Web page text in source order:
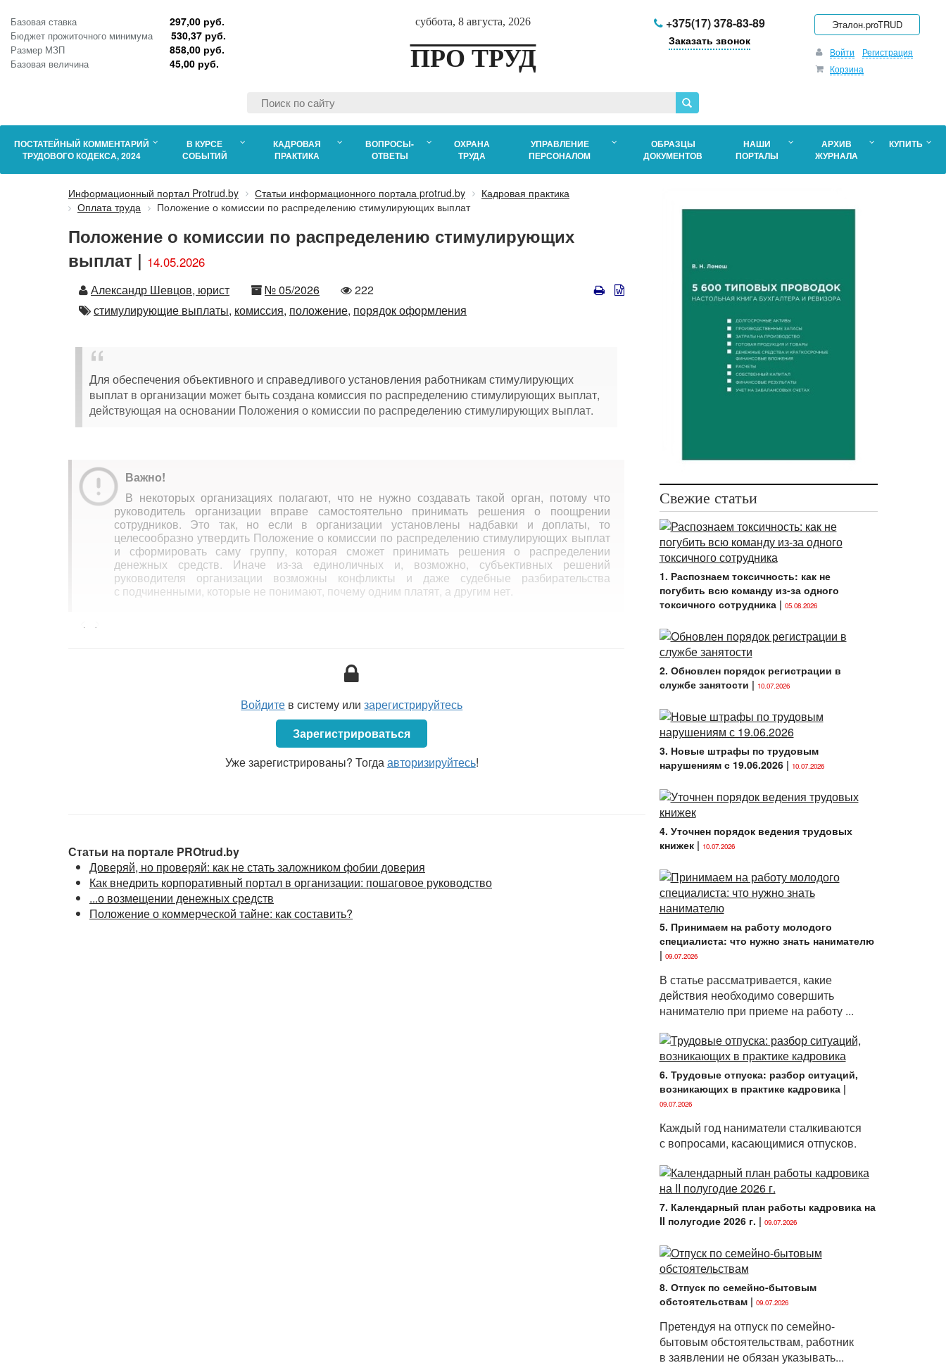
Базовая ставка 297,00 руб.
Бюджет прожиточного минимума 530,37 руб.
Размер МЗП 858,00 руб.
Базовая величина 45,00 руб.
суббота, 8 августа, 2026
ПРО ТРУД
+375(17) 378-83-89
Заказать звонок
Эталон.proTRUD
Войти
Регистрация
Корзина
ПОСТАТЕЙНЫЙ КОММЕНТАРИЙ
ТРУДОВОГО КОДЕКСА, 2024
В КУРСЕ
СОБЫТИЙ
КАДРОВАЯ
ПРАКТИКА
ВОПРОСЫ-
ОТВЕТЫ
ОХРАНА
ТРУДА
УПРАВЛЕНИЕ
ПЕРСОНАЛОМ
ОБРАЗЦЫ
ДОКУМЕНТОВ
НАШИ
ПОРТАЛЫ
АРХИВ
ЖУРНАЛА
КУПИТЬ
Информационный портал Protrud.by Статьи информационного портала protrud.by
Кадровая практика
Оплата труда
Положение о комиссии по распределению стимулирующих выплат
Положение о комиссии по распределению стимулирующих
выплат | 14.05.2026
Автор
Александр Шевцов, юрист Номер
№ 05/2026
Количество
просмотров
222
Автор
стимулирующие выплаты, комиссия, положение, порядок оформления
Для обеспечения объективного и справедливого установления работникам стимулирующих
выплат в организации может быть создана комиссия по распределению стимулирующих выплат,
действующая на основании Положения о комиссии по распределению стимулирующих выплат.
Важно!
В некоторых организациях полагают, что не нужно создавать такой орган, потому что
руководитель организации вправе самостоятельно принимать решения о поощрении
сотрудников. Это так, но если в организации установлены надбавки и доплаты, то
целесообразно утвердить Положение о комиссии по распределению стимулирующих выплат
и сформировать саму группу, которая сможет принимать решения о распределении
денежных средств. Иначе из-за единоличных и, возможно, субъективных решений
руководителя организации возможны конфликты и даже судебные разбирательства
с подчиненными, которые не понимают, почему одним платят, а другим нет.
Войдите в систему илизарегистрируйтесь
Зарегистрироваться
Уже зарегистрированы? Тогдаавторизируйтесь!
Статьи на портале PROtrud.by
Доверяй, но проверяй: как не стать заложником фобии доверия
Как внедрить корпоративный портал в организации: пошаговое руководство
...о возмещении денежных средств
Положение о коммерческой тайне: как составить?
Свежие статьи
1. Распознаем токсичность: как не
погубить всю команду из-за одного
токсичного сотрудника| 05.08.2026
2. Обновлен порядок регистрации в
службе занятости | 10.07.2026
3. Новые штрафы по трудовым
нарушениям с 19.06.2026| 10.07.2026
4. Уточнен порядок ведения трудовых
книжек| 10.07.2026
5. Принимаем на работу молодого
специалиста: что нужно знать нанимателю
| 09.07.2026
В статье рассматривается, какие
действия необходимо совершить
нанимателю при приеме на работу ...
6. Трудовые отпуска: разбор ситуаций,
возникающих в практике кадровика|
09.07.2026
Каждый год наниматели сталкиваются
с вопросами, касающимися отпусков.
7. Календарный план работы кадровика на
II полугодие 2026 г. | 09.07.2026
8. Отпуск по семейно-бытовым
обстоятельствам| 09.07.2026
Претендуя на отпуск по семейно-
бытовым обстоятельствам, работник
в заявлении не обязан указывать...